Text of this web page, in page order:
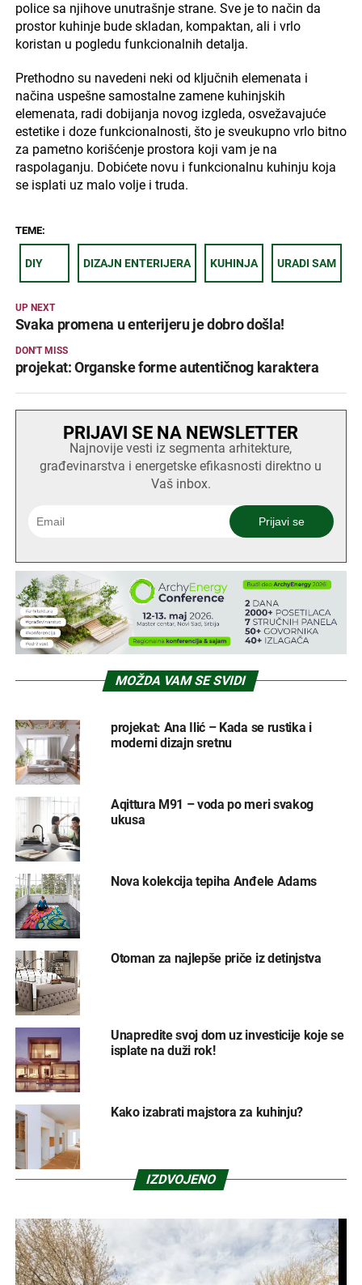
police sa njihove unutrašnje strane. Sve je to način da
prostor kuhinje bude skladan, kompaktan, ali i vrlo
koristan u pogledu funkcionalnih detalja.
Prethodno su navedeni neki od ključnih elemenata i
načina uspešne samostalne zamene kuhinjskih
elemenata, radi dobijanja novog izgleda, osvežavajuće
estetike i doze funkcionalnosti, što je sveukupno vrlo bitno
za pametno korišćenje prostora koji vam je na
raspolaganju. Dobićete novu i funkcionalnu kuhinju koja
se isplati uz malo volje i truda.
TEME:
DIY DIZAJN ENTERIJERA KUHINJA URADI SAM
UP NEXT
Svaka promena u enterijeru je dobro došla!
DON'T MISS
projekat: Organske forme autentičnog karaktera
PRIJAVI SE NA NEWSLETTER
Najnovije vesti iz segmenta arhitekture,
građevinarstva i energetske efikasnosti direktno u
Vaš inbox.
MOŽDA VAM SE SVIDI
projekat: Ana Ilić – Kada se rustika i
moderni dizajn sretnu
Aqittura M91 – voda po meri svakog
ukusa
Nova kolekcija tepiha Anđele Adams
Otoman za najlepše priče iz detinjstva
Unapredite svoj dom uz investicije koje se
isplate na duži rok!
Kako izabrati majstora za kuhinju?
IZDVOJENO